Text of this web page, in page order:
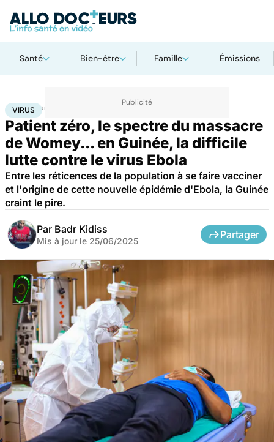
Santé Bien-être Famille Émissions
Accueil Santé Maladies infectieuses
VIRUS
Patient zéro, le spectre du massacre
de Womey... en Guinée, la difficile
lutte contre le virus Ebola
Entre les réticences de la population à se faire vacciner
et l'origine de cette nouvelle épidémie d'Ebola, la Guinée
craint le pire.
Par Badr Kidiss
Mis à jour le 25/06/2025
Partager